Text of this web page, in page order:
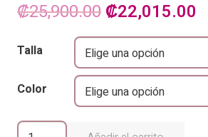
₡25,900.00 El
precio
original
era:
₡25,900.00.
₡22,015.00
Talla
Color
Cover